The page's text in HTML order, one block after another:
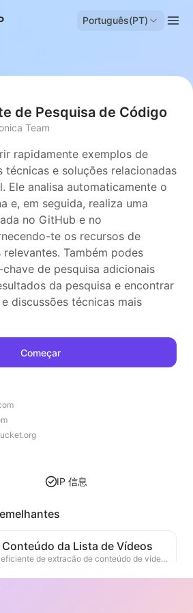
Português(PT)
de Pesquisa de Código
Team
rapidamente exemplos de
técnicas e soluções relacionadas
Ele analisa automaticamente o
e, em seguida, realiza uma
no GitHub e no
te os recursos de
Também podes
de pesquisa adicionais
da pesquisa e encontrar
discussões técnicas mais
Começar
IP 信息
da Lista de Vídeos
Uma ferramenta eficiente de extração de conteúdo de vídeo da web, capaz de escanear rapidamente páginas da web e organizar as informações de vídeo em uma tabela Markdown estruturada.